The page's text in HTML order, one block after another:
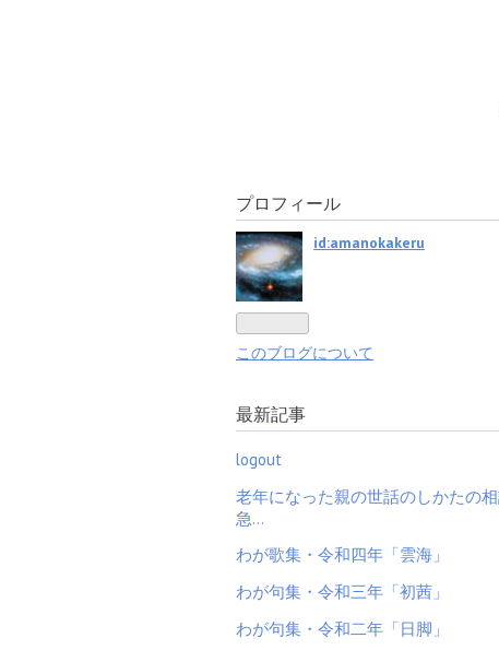
プロフィール
id:amanokakeru
このブログについて
最新記事
logout
老年になった親の世話のしかたの相
急…
わが歌集・令和四年「雲海」
わが句集・令和三年「初茜」
わが句集・令和二年「日脚」